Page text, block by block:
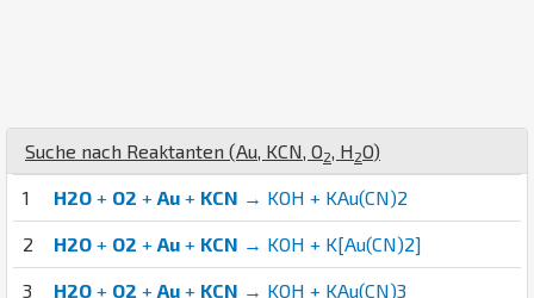
Suche nach Reaktanten (Au, KCN, O2, H 2O)
1 H2O + O2 + Au + KCN → KOH + KAu(CN)2
2 H2O + O2 + Au + KCN → KOH + K[Au(CN)2]
3 H2O + O2 + Au + KCN → KOH + KAu(CN)3